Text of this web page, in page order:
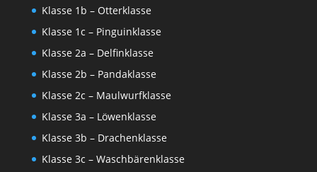
Klasse 1b – Otterklasse
Klasse 1c – Pinguinklasse
Klasse 2a – Delfinklasse
Klasse 2b – Pandaklasse
Klasse 2c – Maulwurfklasse
Klasse 3a – Löwenklasse
Klasse 3b – Drachenklasse
Klasse 3c – Waschbärenklasse